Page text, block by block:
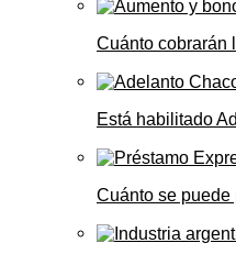
Cuánto cobrarán
Está habilitado
Cuánto se puede